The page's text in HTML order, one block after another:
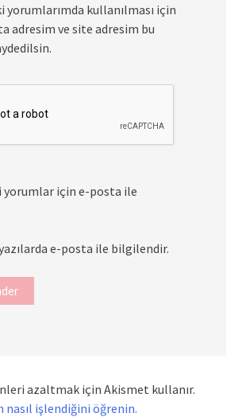
yorumlarımda kullanılması için
adresim ve site adresim bu
yorumlar için e-posta ile
e-posta ile bilgilendir.
azaltmak için Akismet kullanır.
işlendiğini öğrenin.